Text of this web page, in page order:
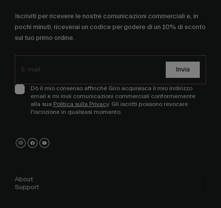
Iscriviti per ricevere le nostre comunicazioni commerciali e, in
pochi minuti, riceverai un codice per godere di un 10% di sconto
sul tuo primo ordine.
Invia
Dò il mio consenso affinché Giro acquisisca il mio indirizzo
email e mi invii comunicazioni commerciali conformemente
alla sua Politica sulla Privacy. Gli iscritti possono revocare
l'iscrizione in qualsiasi momento.
About
Support